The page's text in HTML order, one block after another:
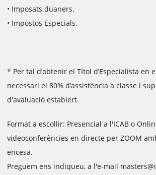
• Imposats duaners.
• Impostos Especials.
* Per tal d’obtenir el Títol d’Especialista en
necessari el 80% d’assistència a classe i
d'avaluació establert.
Format a escollir: Presencial a l'ICAB o
videoconferències en directe per ZOOM
encesa.
Preguem ens indiqueu, a l'e-mail